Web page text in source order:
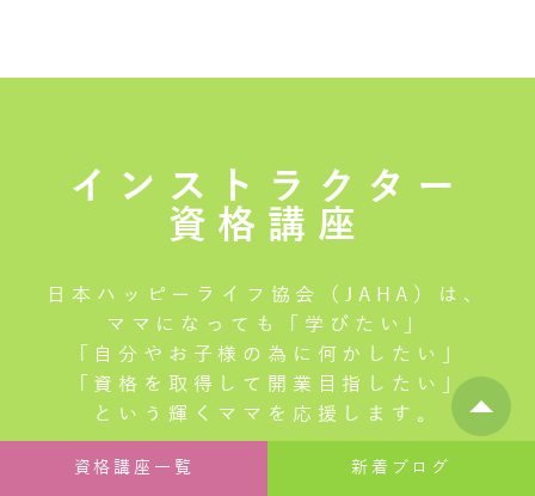
インストラクター
資格講座
日本ハッピーライフ協会（JAHA）は、
ママになっても「学びたい」
「自分やお子様の為に何かしたい」
「資格を取得して開業目指したい」
という輝くママを応援します。
新着ブログ
資格講座一覧